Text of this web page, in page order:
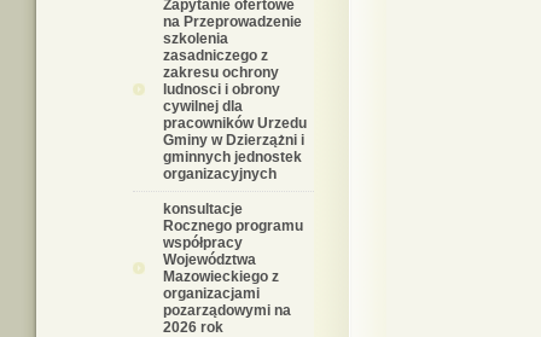
Zapytanie ofertowe
na Przeprowadzenie
szkolenia
zasadniczego z
zakresu ochrony
ludnosci i obrony
cywilnej dla
pracowników Urzedu
Gminy w Dzierzążni i
gminnych jednostek
organizacyjnych
konsultacje
Rocznego programu
współpracy
Województwa
Mazowieckiego z
organizacjami
pozarządowymi na
2026 rok